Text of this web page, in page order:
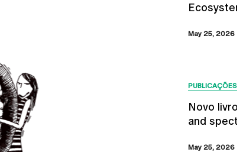
May 25, 2026
PUBLICAÇÕES
Novo
and
May 25, 2026